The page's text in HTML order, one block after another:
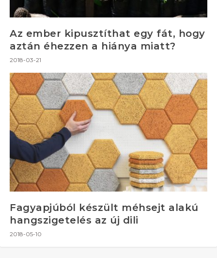
Az ember kipusztíthat egy fát, hogy
aztán éhezzen a hiánya miatt?
2018-03-21
Fagyapjúból készült méhsejt alakú
hangszigetelés az új dili
2018-05-10